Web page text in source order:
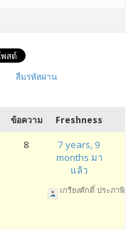
ลืมรหัสผ่าน
ข้อความ Freshness
8
7 years, 9
months มา
แล้ว
เกรียงศักดิ์ ประภาพิทั